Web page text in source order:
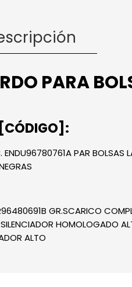
PARA
PAR BOLSAS
GR.SCARICO
HOMOLOGADO
ALTO